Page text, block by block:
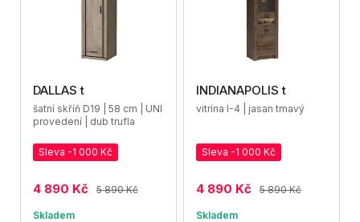
DALLAS t
šatní skříň D19 | 58 cm | UNI
provedení | dub trufla
Sleva -1 000 Kč
4 890 Kč 5 890 Kč
Skladem
INDIANAPOLIS t
vitrína I-4 | jasan tmavý
Sleva -1 000 Kč
4 890 Kč 5 890 Kč
Skladem